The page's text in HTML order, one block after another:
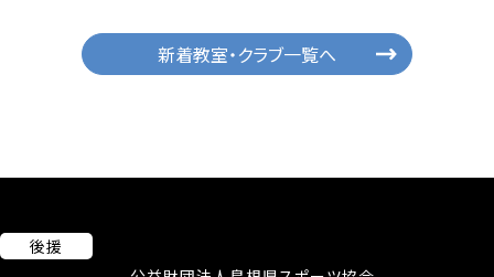
新着教室・クラブ一覧へ
後援